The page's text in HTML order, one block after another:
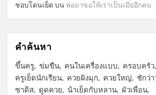
ชอบโดนเย็ด บนพ่อมาขอให้เราเป็นเมียอีกคน
คำค้นหา
ขึ้นครู ข่มขืน คนในเครื่องแบบ
ครอบครัว
ครูเย็ดนักเรียน
ควยฝังมุก ควยใหญ่ ชักว่า
ซาดิส
ดูดควย น้าเย็ดกับหลาน
ผัวเพื่อน